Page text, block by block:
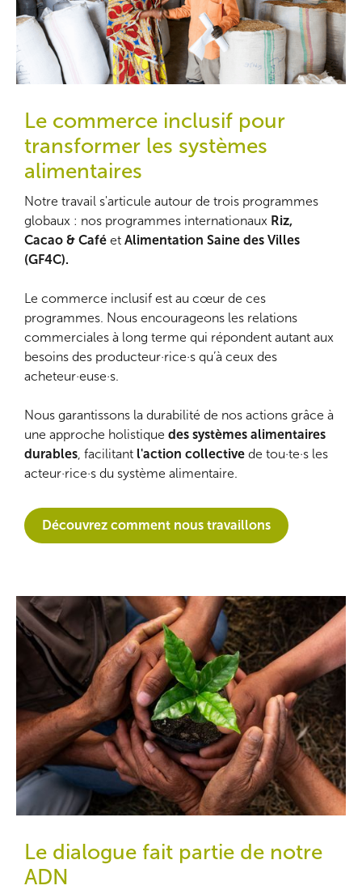
Le commerce inclusif pour
transformer les systèmes
alimentaires
Notre travail s'articule autour de trois programmes
globaux : nos programmes internationaux Riz,
Cacao & Café et Alimentation Saine des Villes
(GF4C).
Le commerce inclusif est au cœur de ces
programmes. Nous encourageons les relations
commerciales à long terme qui répondent autant aux
besoins des producteur·rice·s qu’à ceux des
acheteur·euse·s.
Nous garantissons la durabilité de nos actions grâce à
une approche holistique des systèmes alimentaires
durables , facilitant l'action collective de tou·te·s les
acteur·rice·s du système alimentaire.
Découvrez comment nous travaillons
Le dialogue fait partie de notre
ADN